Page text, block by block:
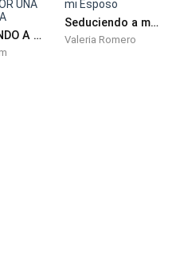
SEDUCIENDO A MI JEFE POR UNA VENGANZA
Seduciendo a mi Esposo
Valeria Romero